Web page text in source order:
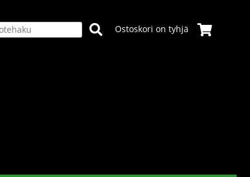
Ostoskori on tyhjä